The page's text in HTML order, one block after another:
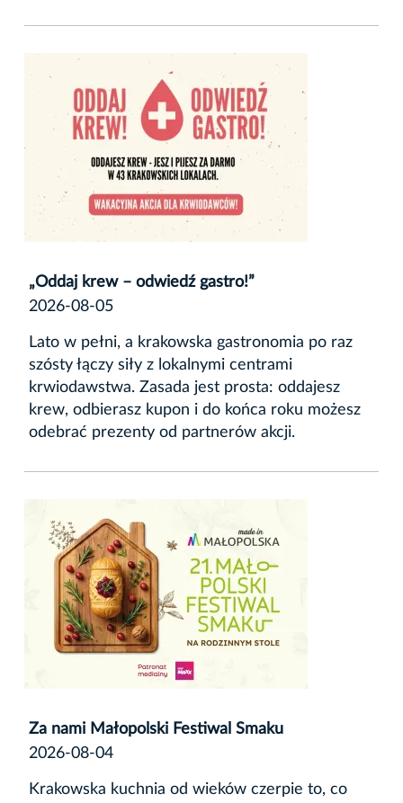
„Oddaj krew – odwiedź gastro!”
2026-08-05
Lato w pełni, a krakowska gastronomia po raz
szósty łączy siły z lokalnymi centrami
krwiodawstwa. Zasada jest prosta: oddajesz
krew, odbierasz kupon i do końca roku możesz
odebrać prezenty od partnerów akcji.
Za nami Małopolski Festiwal Smaku
2026-08-04
Krakowska kuchnia od wieków czerpie to, co